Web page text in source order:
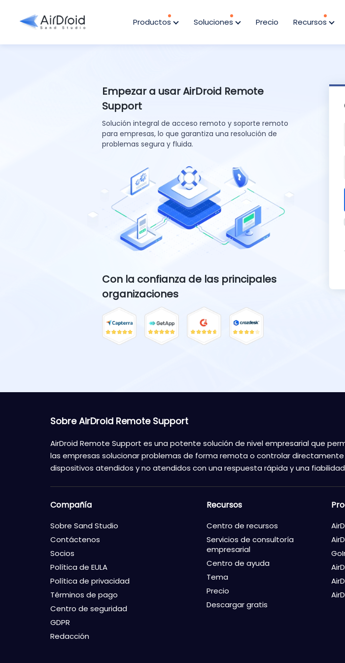
Productos Soluciones Precio Recursos
Empezar a usar AirDroid Remote
Support
Solución integral de acceso remoto y soporte remoto
para empresas, lo que garantiza una resolución de
problemas segura y fluida.
Con la confianza de las principales
organizaciones
Sobre AirDroid Remote Support
AirDroid Remote Support es una potente solución de nivel empresarial que
las empresas solucionar problemas de forma remota o controlar directamente
dispositivos atendidos y no atendidos con una respuesta rápida y una
Compañía
Sobre Sand Studio
Contáctenos
Socios
Política de EULA
Política de privacidad
Términos de pago
Centro de seguridad
GDPR
Redacción
Recursos
Centro de recursos
Servicios de consultoría
empresarial
Centro de ayuda
Tema
Precio
Descargar gratis